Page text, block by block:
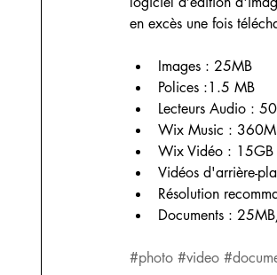
en excès une fois
Images : 25MB
Polices :1.5 MB
Lecteurs Audio :
Wix Music :
Wix Vidéo : 15GB
Vidéos d'arrière-
Résolution
Documents :
#photo #video